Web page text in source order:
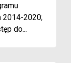
2014-2020;
do...